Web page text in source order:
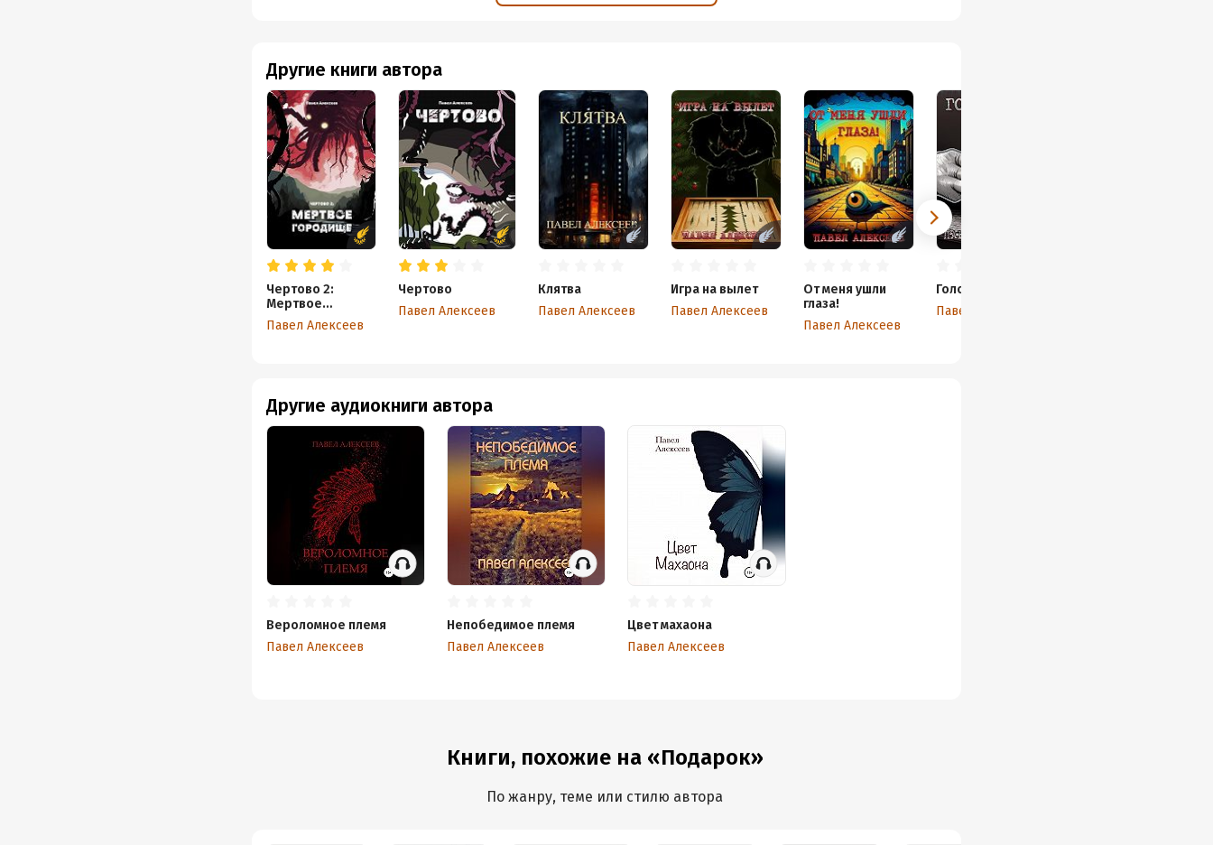
Другие книги автора
Чертово 2:
Мертвое
городище
Павел Алексеев
Чертово
Павел Алексеев
Клятва
Павел Алексеев
Игра на вылет
Павел Алексеев
От меня ушли
глаза!
Павел Алексеев
Голодный
Павел Алексеев
Другие аудиокниги автора
Вероломное племя
Павел Алексеев
Непобедимое племя
Павел Алексеев
Цвет махаона
Павел Алексеев
Книги, похожие на «Подарок»
По жанру, теме или стилю автора